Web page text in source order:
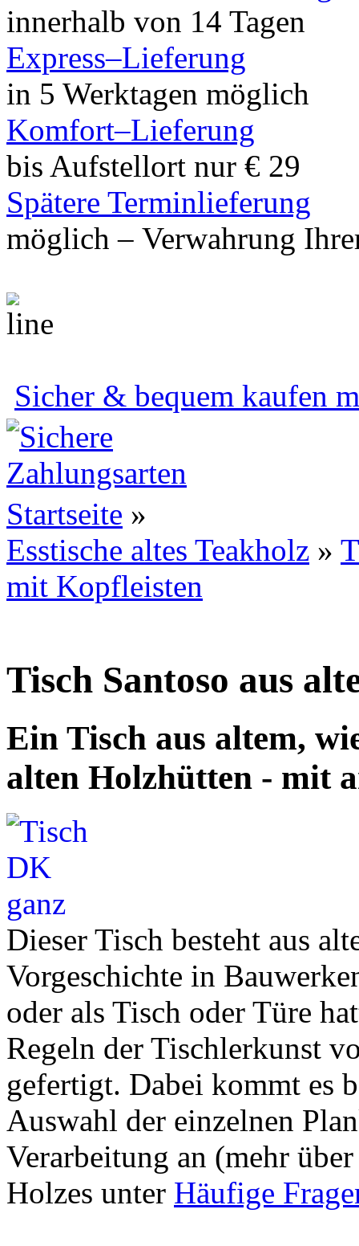
innerhalb von 14 Tagen
Express–Lieferung
in 5 Werktagen möglich
Komfort–Lieferung
bis Aufstellort nur € 29
Spätere Terminlieferung
möglich – Verwahrung
Sicher & bequem kaufen
Startseite »
Esstische altes Teakholz »
mit Kopfleisten
Tisch Santoso aus
Ein Tisch aus altem,
alten Holzhütten - mit
Dieser Tisch besteht aus
Vorgeschichte in
oder als Tisch oder Türe
Regeln der Tischlerkunst
gefertigt. Dabei kommt es
Auswahl der einzelnen
Verarbeitung an (mehr
Holzes unter Häufige